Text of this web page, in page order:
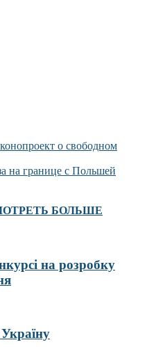
о свободном
на границе с Польшей
БОЛЬШЕ
на розробку